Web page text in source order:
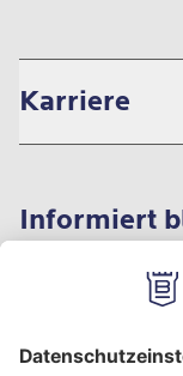
Karriere
Informiert